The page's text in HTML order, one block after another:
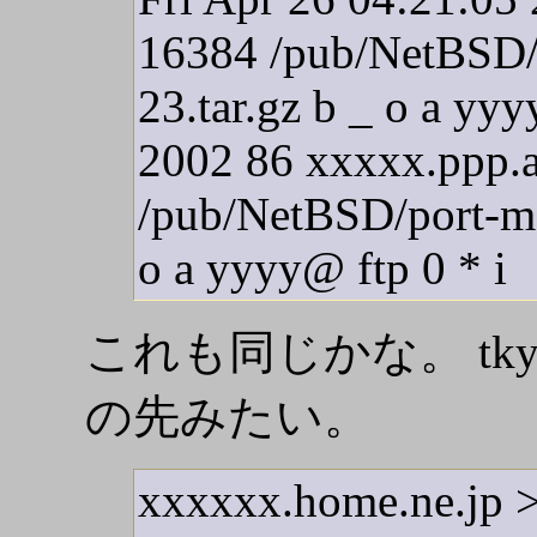
16384 /pub/
23.tar.gz b _ o a
2002 86
/pub/NetBSD/port-
o a yyyy@ ftp 0 * i
これも同じかな。
の先みたい。
xxxxxx.home.ne.jp